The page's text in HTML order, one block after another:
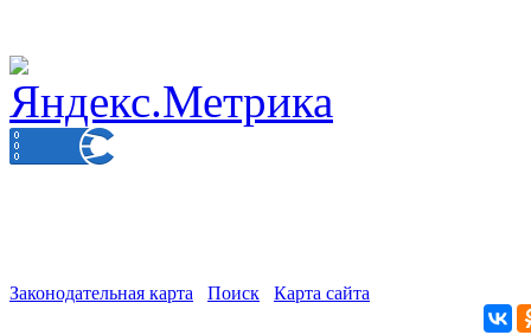
Законодательная карта Поиск Карта сайта